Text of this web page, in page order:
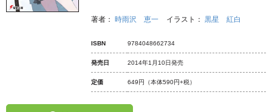
著者： 時雨沢 恵一 イラスト： 黒星 紅白
ISBN 9784048662734
発売日 2014年1月10日発売
定価 649円 （本体590円+税）